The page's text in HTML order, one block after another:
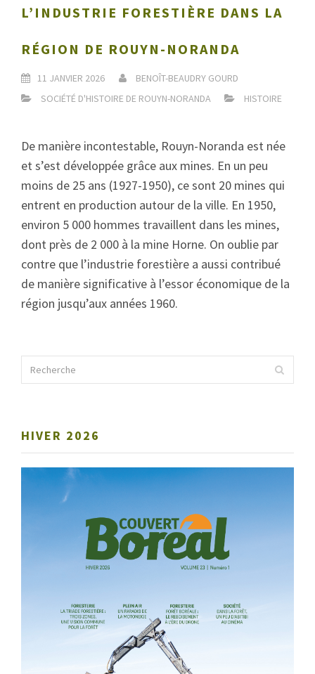
L’INDUSTRIE FORESTIÈRE DANS LA
RÉGION DE ROUYN-NORANDA
11 JANVIER 2026
BENOÎT-BEAUDRY GOURD
SOCIÉTÉ D'HISTOIRE DE ROUYN-NORANDA
HISTOIRE
De manière incontestable, Rouyn-Noranda est née
et s’est développée grâce aux mines. En un peu
moins de 25 ans (1927-1950), ce sont 20 mines qui
entrent en production autour de la ville. En 1950,
environ 5 000 hommes travaillent dans les mines,
dont près de 2 000 à la mine Horne. On oublie par
contre que l’industrie forestière a aussi contribué
de manière significative à l’essor économique de la
région jusqu’aux années 1960.
HIVER 2026